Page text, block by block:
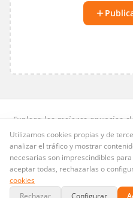
Explora los mejores anuncios
habla
Preguntas frecuentes·
Publicid.ad· Dominio LLC ·
Pagos seguros
Utilizamos cookies propias y de
analizar el tráfico y mostrar
necesarias son imprescindibles
aceptar todas, rechazarlas o
cookies
Rechazar
Configurar